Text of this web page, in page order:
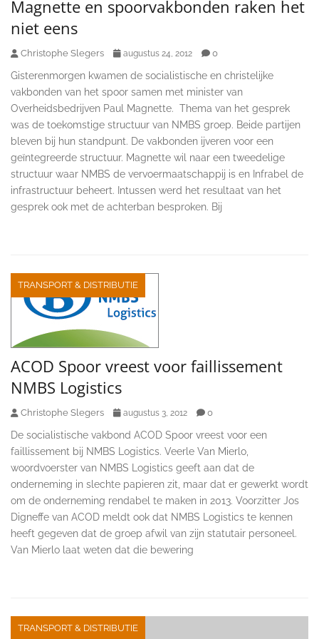
Magnette en spoorvakbonden raken het
niet eens
Christophe Slegers augustus 24, 2012 0
Gisterenmorgen kwamen de socialistische en christelijke
vakbonden van het spoor samen met minister van
Overheidsbedrijven Paul Magnette. Thema van het gesprek
was de toekomstige structuur van NMBS groep. Beide partijen
bleven bij hun standpunt. De vakbonden ijveren voor een
geïntegreerde structuur. Magnette wil naar een tweedelige
structuur waar NMBS de vervoermaatschappij is en Infrabel de
infrastructuur beheert. Intussen werd het resultaat van het
gesprek ook met de achterban besproken. Bij
TRANSPORT & DISTRIBUTIE
ACOD Spoor vreest voor faillissement
NMBS Logistics
Christophe Slegers augustus 3, 2012 0
De socialistische vakbond ACOD Spoor vreest voor een
faillissement bij NMBS Logistics. Veerle Van Mierlo,
woordvoerster van NMBS Logistics geeft aan dat de
onderneming in slechte papieren zit, maar dat er gewerkt wordt
om de onderneming rendabel te maken in 2013. Voorzitter Jos
Digneffe van ACOD meldt ook dat NMBS Logistics te kennen
heeft gegeven dat de groep afwil van zijn statutair personeel.
Van Mierlo laat weten dat die bewering
TRANSPORT & DISTRIBUTIE